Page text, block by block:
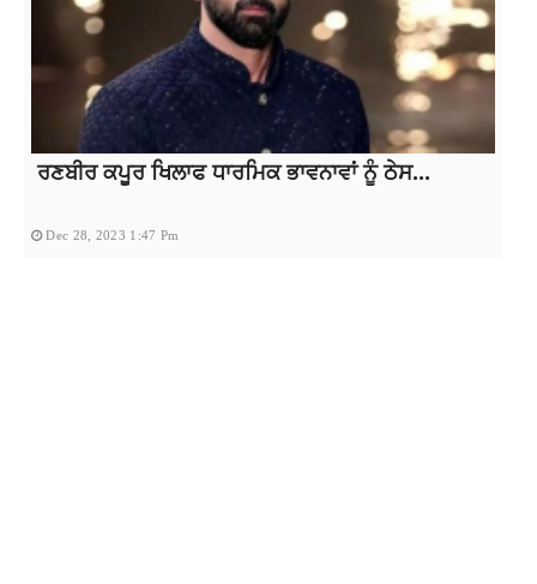
ਰਣਬੀਰ ਕਪੂਰ ਖਿਲਾਫ ਧਾਰਮਿਕ ਭਾਵਨਾਵਾਂ ਨੂੰ ਠੇਸ...
Dec 28, 2023 1:47 Pm